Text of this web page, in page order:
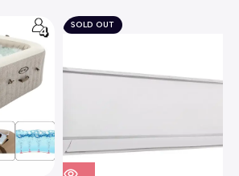
SOLD OUT